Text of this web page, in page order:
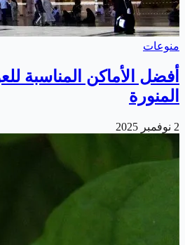
منوعات
أفضل الأماكن المناسبة
المنورة
2 نوفمبر 2025